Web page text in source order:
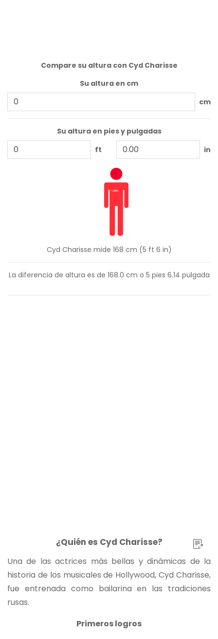
Compare su altura con Cyd Charisse
Su altura en cm
cm
Su altura en pies y pulgadas
ft
in
Cyd Charisse mide 168 cm (5 ft 6 in)
La diferencia de altura es de 168.0 cm o 5 pies 6.14 pulgada
¿Quién es Cyd Charisse?
Una de las actrices más bellas y dinámicas de la
historia de los musicales de Hollywood, Cyd Charisse,
fue entrenada como bailarina en las tradiciones
rusas.
Primeros logros